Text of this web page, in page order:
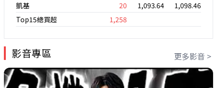
凱基
20 1,093.64
1,098.46
Top15總買超
1,258
影音專區 更多影音 >